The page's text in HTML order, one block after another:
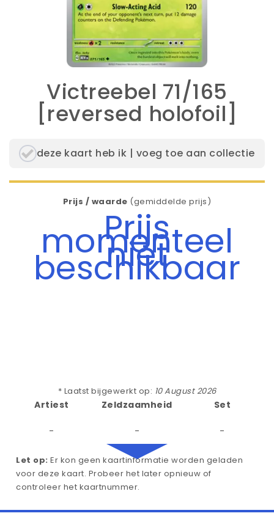
Victreebel 71/165
[reversed holofoil]
deze kaart heb ik | voeg toe aan collectie
Prijs / waarde (gemiddelde prijs)
Prijs
momenteel
niet
beschikbaar
* Laatst bijgewerkt op: 10 August 2026
Artiest
-
Zeldzaamheid
-
Set
-
Let op: Er kon geen kaartinformatie worden geladen
voor deze kaart. Probeer het later opnieuw of
controleer het kaartnummer.